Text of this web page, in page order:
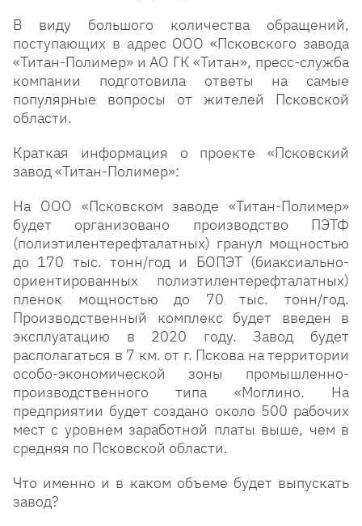
В виду большого количества обращений,
поступающих в адрес ООО «Псковского завода
«Титан-Полимер» и АО ГК «Титан», пресс-служба
компании подготовила ответы на самые
популярные вопросы от жителей Псковской
области.
Краткая информация о проекте «Псковский
завод «Титан-Полимер»:
На ООО «Псковском заводе «Титан-Полимер»
будет организовано производство ПЭТФ
(полиэтилентерефталатных) гранул мощностью
до 170 тыс. тонн/год и БОПЭТ (биаксиально-
ориентированных полиэтилентерефталатных)
пленок мощностью до 70 тыс. тонн/год.
Производственный комплекс будет введен в
эксплуатацию в 2020 году. Завод будет
располагаться в 7 км. от г. Пскова на территории
особо-экономической зоны промышленно-
производственного типа «Моглино. На
предприятии будет создано около 500 рабочих
мест с уровнем заработной платы выше, чем в
средняя по Псковской области.
Что именно и в каком объеме будет выпускать
завод?